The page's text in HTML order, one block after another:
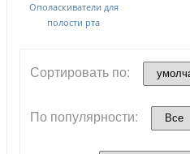
Ополаскиватели для
полости рта
Сортировать по:
По популярности: